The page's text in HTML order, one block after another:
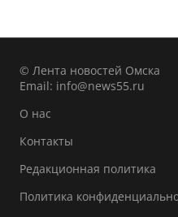
© Лента новостей Омска
Email: info@news55.ru
О нас
Контакты
Редакционная политика
Политика